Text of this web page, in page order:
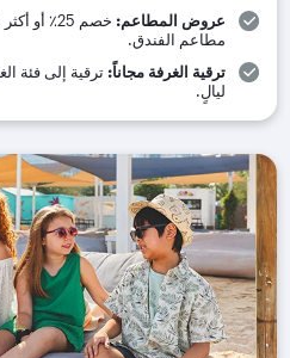
عروض المطاعم:
خصم 25٪
مطاعم الفندق.
ترقية الغرفة مجاناً:
ليالٍ.